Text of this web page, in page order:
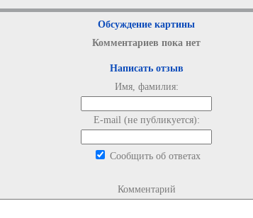
Обсуждение картины
Комментариев пока нет
Написать отзыв
Имя, фамилия:
E-mail (не публикуется):
Сообщить об ответах
Комментарий